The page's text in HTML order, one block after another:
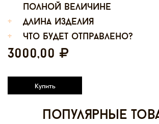
полной величине
+
длина изделия
+
что будет отправлено?
3000,00
Купить
Популярные